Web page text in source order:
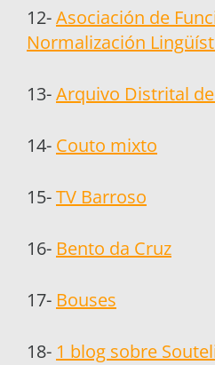
12-Asociación de
Normalización
13-Arquivo Distrital de
14- Couto mixto
15-TV Barroso
16- Bento da Cruz
17- Bouses
18- 1 blog sobre